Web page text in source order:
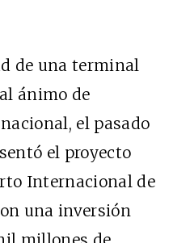
de una terminal
ánimo de
el pasado
el proyecto
Internacional de
una inversión